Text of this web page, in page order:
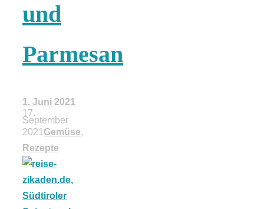
und
Parmesan
1. Juni 2021
17.
September
2021Gemüse,
Rezepte
Frühling in